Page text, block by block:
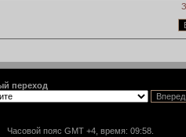
переход
Часовой пояс GMT +4, время: 09:58.